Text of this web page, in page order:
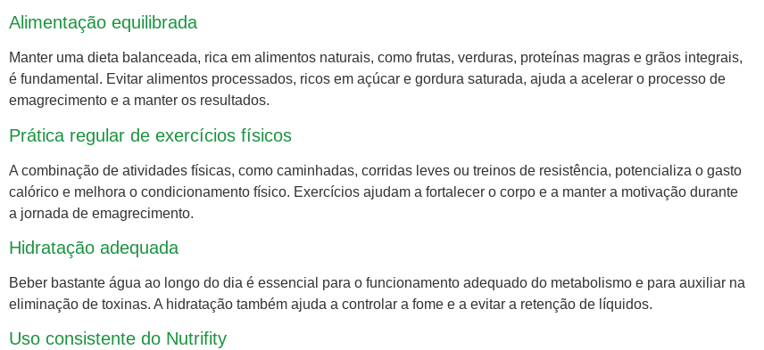
Alimentação equilibrada
Manter uma dieta balanceada, rica em alimentos naturais, como frutas, verduras, proteínas magras e grãos integrais,
é fundamental. Evitar alimentos processados, ricos em açúcar e gordura saturada, ajuda a acelerar o processo de
emagrecimento e a manter os resultados.
Prática regular de exercícios físicos
A combinação de atividades físicas, como caminhadas, corridas leves ou treinos de resistência, potencializa o gasto
calórico e melhora o condicionamento físico. Exercícios ajudam a fortalecer o corpo e a manter a motivação durante
a jornada de emagrecimento.
Hidratação adequada
Beber bastante água ao longo do dia é essencial para o funcionamento adequado do metabolismo e para auxiliar na
eliminação de toxinas. A hidratação também ajuda a controlar a fome e a evitar a retenção de líquidos.
Uso consistente do Nutrifity